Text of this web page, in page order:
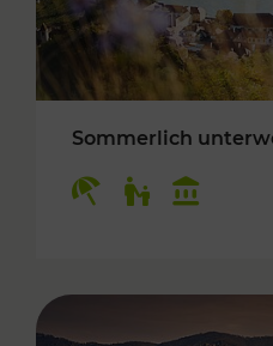
Sommerlich